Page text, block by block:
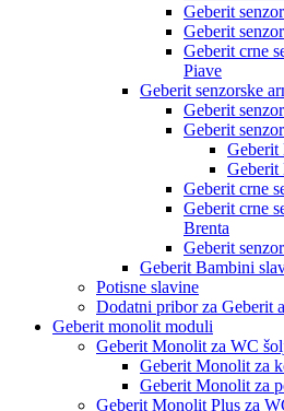
Geberit
Geberit
Geberit crne
Piave
Geberit senzorske
Geberit
Geberit
Geberit
Geberit
Geberit crne
Geberit crne
Brenta
Geberit
Geberit Bambini
Potisne slavine
Dodatni pribor za Geberit
Geberit monolit moduli
Geberit Monolit za WC
Geberit Monolit za
Geberit Monolit za
Geberit Monolit Plus za